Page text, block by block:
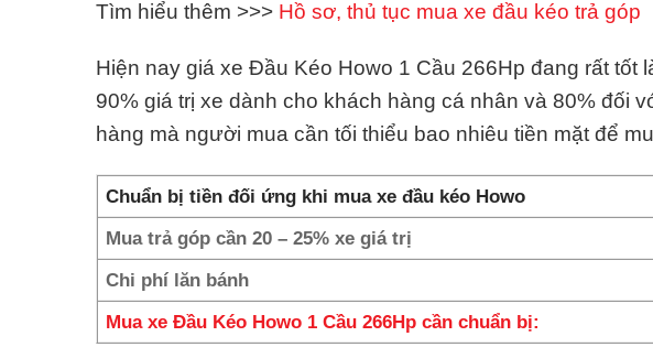
Tìm hiểu thêm >>> Hồ sơ, thủ tục mua xe đầu kéo trả góp
Hiện nay giá xe Đầu Kéo Howo 1 Cầu 266Hp đang rất
90% giá trị xe dành cho khách hàng cá nhân và 80% đối
hàng mà người mua cần tối thiểu bao nhiêu tiền mặt để
Chuẩn bị tiền đối ứng khi mua xe đầu kéo Howo
Mua trả góp cần 20 – 25% xe giá trị
Chi phí lăn bánh
Mua xe Đầu Kéo Howo 1 Cầu 266Hp cần chuẩn bị: